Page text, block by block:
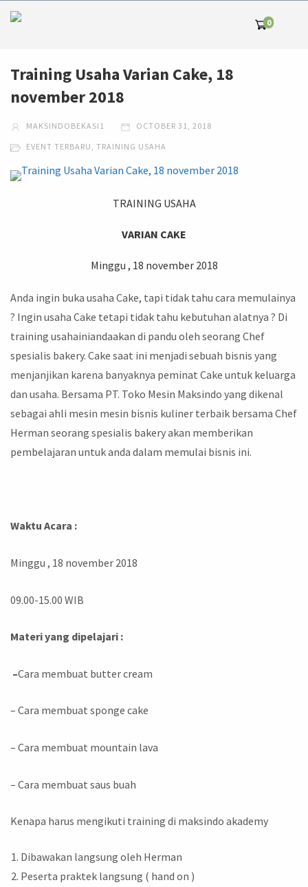
0
Training Usaha Varian Cake, 18
november 2018
MAKSINDOBEKASI1 OCTOBER 31, 2018
EVENT TERBARU, TRAINING USAHA
TRAINING USAHA
VARIAN CAKE
Minggu , 18 november 2018
Anda ingin buka usaha Cake, tapi tidak tahu cara memulainya
? Ingin usaha Cake tetapi tidak tahu kebutuhan alatnya ? Di
training usahainiandaakan di pandu oleh seorang Chef
spesialis bakery. Cake saat ini menjadi sebuah bisnis yang
menjanjikan karena banyaknya peminat Cake untuk keluarga
dan usaha. Bersama PT. Toko Mesin Maksindo yang dikenal
sebagai ahli mesin mesin bisnis kuliner terbaik bersama Chef
Herman seorang spesialis bakery akan memberikan
pembelajaran untuk anda dalam memulai bisnis ini.
Waktu Acara :
Minggu , 18 november 2018
09.00-15.00 WIB
Materi yang dipelajari :
–Cara membuat butter cream
– Cara membuat sponge cake
– Cara membuat mountain lava
– Cara membuat saus buah
Kenapa harus mengikuti training di maksindo akademy
Dibawakan langsung oleh Herman
Peserta praktek langsung ( hand on )